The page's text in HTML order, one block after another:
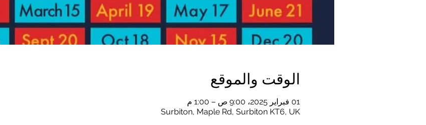
الوقت والموقع
01 فبراير 2025، 9:00 ص – 1:00 م
Surbiton, Maple Rd, Surbiton KT6, UK